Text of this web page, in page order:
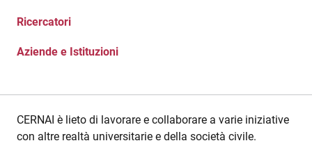
Ricercatori
Aziende e Istituzioni
CERNAI è lieto di lavorare e collaborare a varie iniziative
con altre realtà universitarie e della società civile.